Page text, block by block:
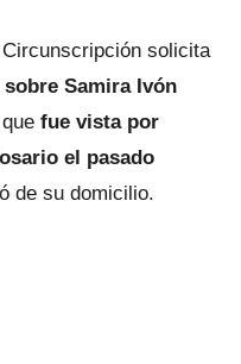
solicita
Samira Ivón
que fue vista por
el pasado
de su domicilio.